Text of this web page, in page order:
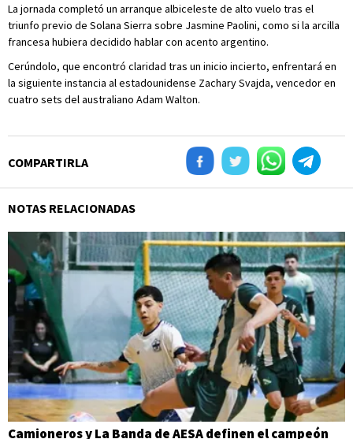
La jornada completó un arranque albiceleste de alto vuelo tras el
triunfo previo de Solana Sierra sobre Jasmine Paolini, como si la arcilla
francesa hubiera decidido hablar con acento argentino.
Cerúndolo, que encontró claridad tras un inicio incierto, enfrentará en
la siguiente instancia al estadounidense Zachary Svajda, vencedor en
cuatro sets del australiano Adam Walton.
COMPARTIRLA
NOTAS RELACIONADAS
Camioneros y La Banda de AESA definen el campeón